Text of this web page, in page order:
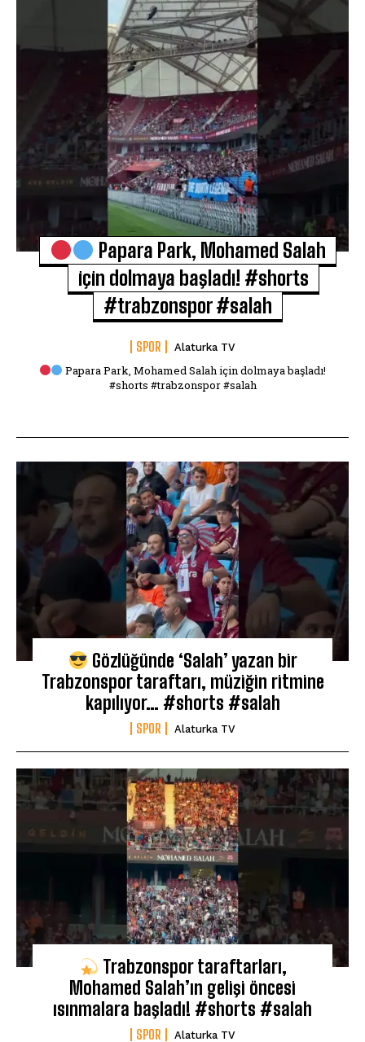
Papara Park, Mohamed Salah
için dolmaya başladı! #shorts
#trabzonspor #salah
SPOR Alaturka TV
Papara Park, Mohamed Salah için dolmaya başladı!
#shorts #trabzonspor #salah
Gözlüğünde ‘Salah’ yazan bir
Trabzonspor taraftarı, müziğin ritmine
kapılıyor… #shorts #salah
SPOR Alaturka TV
Trabzonspor taraftarları,
Mohamed Salah’ın gelişi öncesi
ısınmalara başladı! #shorts #salah
SPOR Alaturka TV